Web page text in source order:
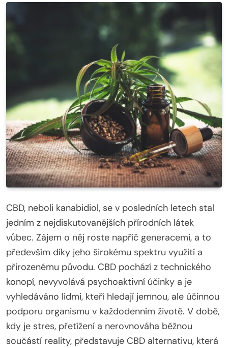
CBD, neboli kanabidiol, se v posledních letech stal
jedním z nejdiskutovanějších přírodních látek
vůbec. Zájem o něj roste napříč generacemi, a to
především díky jeho širokému spektru využití a
přirozenému původu. CBD pochází z technického
konopí, nevyvolává psychoaktivní účinky a je
vyhledáváno lidmi, kteří hledají jemnou, ale účinnou
podporu organismu v každodenním životě. V době,
kdy je stres, přetížení a nerovnováha běžnou
součástí reality, představuje CBD alternativu, která